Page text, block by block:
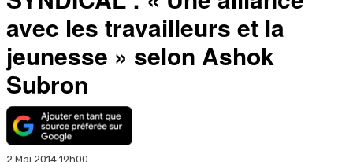
avec les travailleurs et la
jeunesse » selon Ashok
Subron
2 Mai 2014 19h00